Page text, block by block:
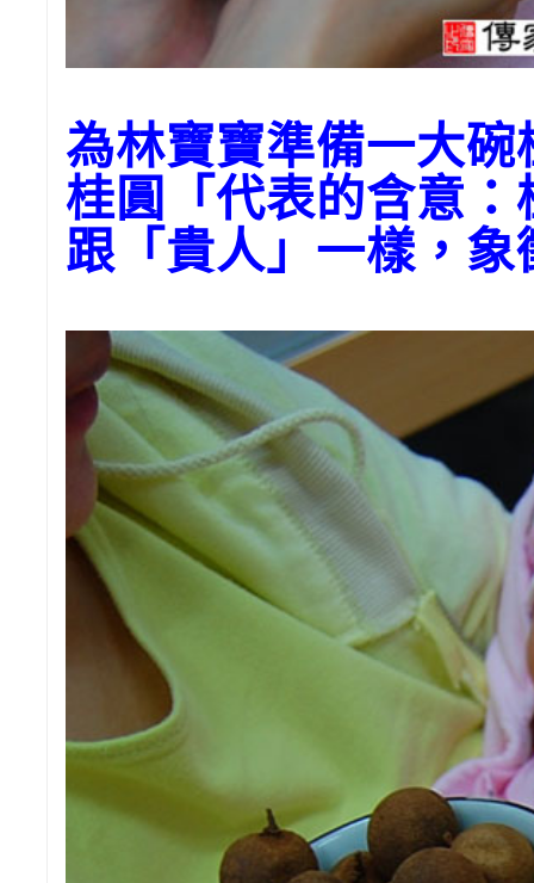
為林寶寶準備一大碗
桂圓「代表的含意
跟「貴人」一樣，